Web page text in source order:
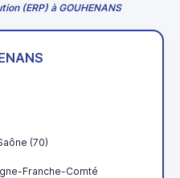
(ERP) à GOUHENANS
(70)
Franche-Comté